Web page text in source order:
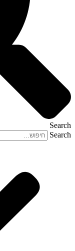
Search
Search